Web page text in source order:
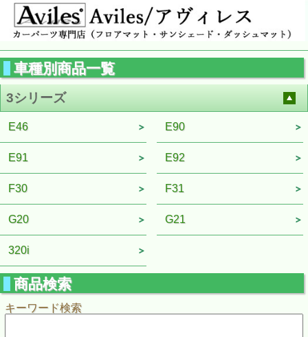
車種別商品一覧
3シリーズ
E46
E91
F30
G20
320i
E90
E92
F31
G21
商品検索
キーワード検索